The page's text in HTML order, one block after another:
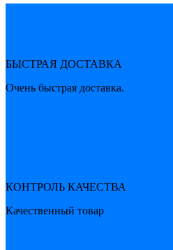
БЫСТРАЯ ДОСТАВКА
Очень быстрая доставка.
КОНТРОЛЬ КАЧЕСТВА
Качественный товар